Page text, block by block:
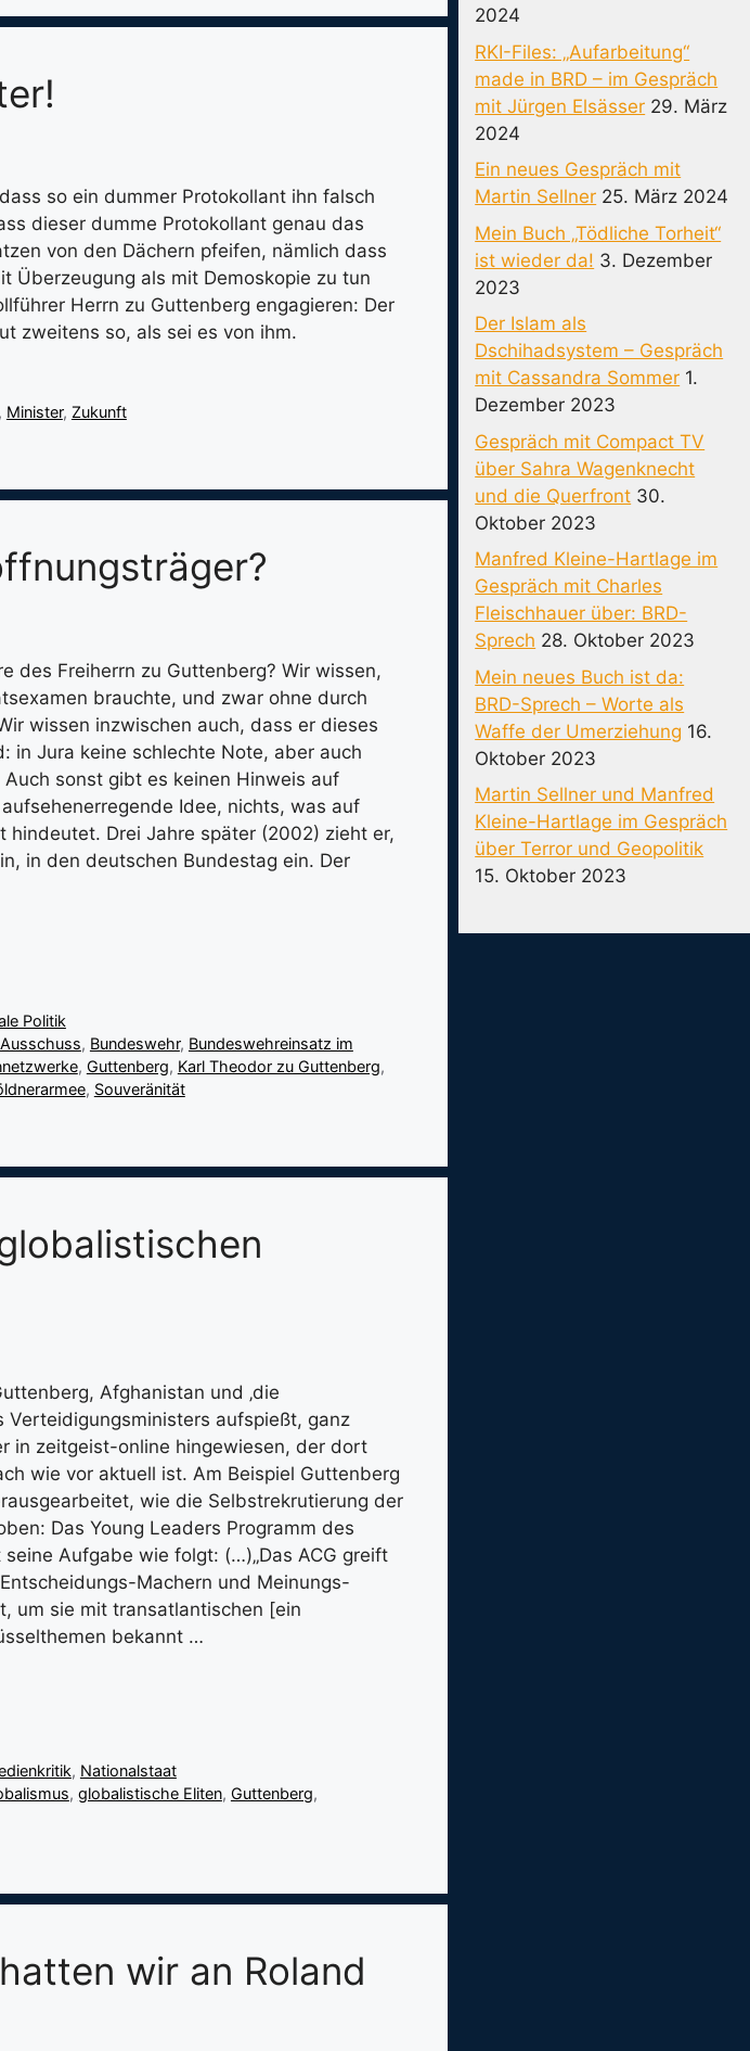
so ein dummer Protokollant ihn falsch
dieser dumme Protokollant genau das
von den Dächern pfeifen, nämlich dass
Überzeugung als mit Demoskopie zu tun
Herrn zu Guttenberg engagieren: Der
zweitens so, als sei es von ihm.
Minister, Zukunft
des Freiherrn zu Guttenberg? Wir wissen,
brauchte, und zwar ohne durch
wissen inzwischen auch, dass er dieses
in Jura keine schlechte Note, aber auch
sonst gibt es keinen Hinweis auf
Idee, nichts, was auf
hindeutet. Drei Jahre später (2002) zieht er,
in den deutschen Bundestag ein. Der
Politik
, Bundeswehr, Bundeswehreinsatz im
, Guttenberg, Karl Theodor zu Guttenberg,
, Souveränität
Afghanistan und ‚die
Verteidigungsministers aufspießt, ganz
in zeitgeist-online hingewiesen, der dort
wie vor aktuell ist. Am Beispiel Guttenberg
wie die Selbstrekrutierung der
Das Young Leaders Programm des
Aufgabe wie folgt: (…)„Das ACG greift
Machern und Meinungs-
um sie mit transatlantischen [ein
bekannt …
, Nationalstaat
, globalistische Eliten, Guttenberg,
wir an Roland
2024
RKI-Files: „Aufarbeitung“
made in BRD – im Gespräch
mit Jürgen Elsässer 29. März
2024
Ein neues Gespräch mit
Martin Sellner 25. März 2024
Mein Buch „Tödliche Torheit“
ist wieder da! 3. Dezember
2023
Der Islam als
Dschihadsystem – Gespräch
mit Cassandra Sommer 1.
Dezember 2023
Gespräch mit Compact TV
über Sahra Wagenknecht
und die Querfront 30.
Oktober 2023
Manfred Kleine-Hartlage im
Gespräch mit Charles
Fleischhauer über: BRD-
Sprech 28. Oktober 2023
Mein neues Buch ist da:
BRD-Sprech – Worte als
Waffe der Umerziehung 16.
Oktober 2023
Martin Sellner und Manfred
Kleine-Hartlage im Gespräch
über Terror und Geopolitik
15. Oktober 2023